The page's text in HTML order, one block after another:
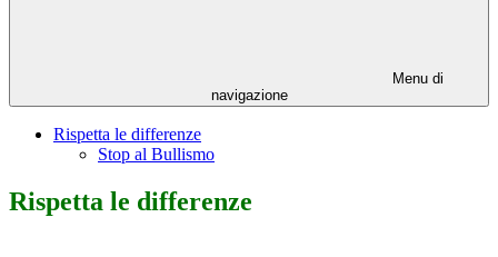
Menu di
navigazione
Rispetta le differenze
Stop al Bullismo
Rispetta le differenze